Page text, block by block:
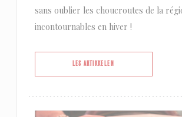
sans oublier les choucroutes de la
incontournables en hiver !
LES ARTIKKELEN